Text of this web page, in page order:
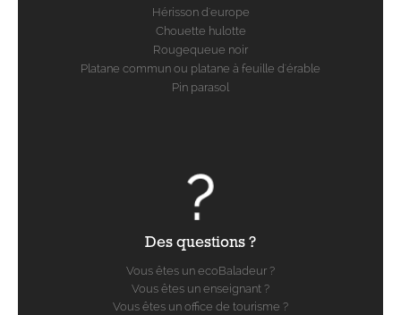
Hérisson d'europe
Chouette hulotte
Rougequeue noir
Platane commun ou platane à feuille d'érable
Pin parasol
Des questions ?
Vous êtes un ecoBaladeur ?
Vous êtes un enseignant ?
Vous êtes un office de tourisme ?